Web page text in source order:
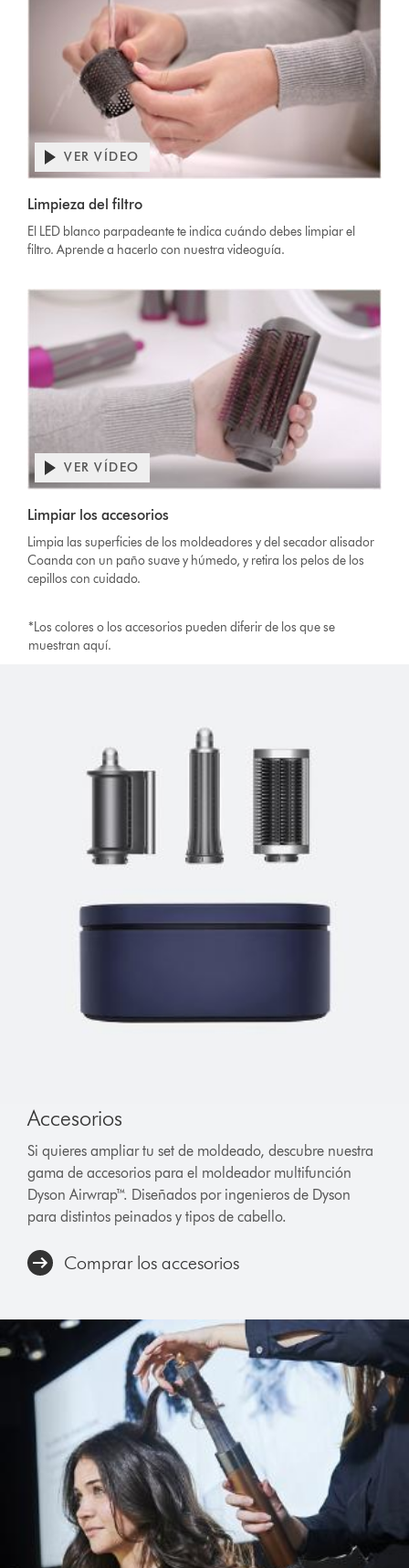
VER VÍDEO
Limpieza del filtro
El LED blanco parpadeante te indica cuándo debes limpiar el
filtro. Aprende a hacerlo con nuestra videoguía.
VER VÍDEO
Limpiar los accesorios
Limpia las superficies de los moldeadores y del secador alisador
Coanda con un paño suave y húmedo, y retira los pelos de los
cepillos con cuidado.
*Los colores o los accesorios pueden diferir de los que se
muestran aquí.
Accesorios
Si quieres ampliar tu set de moldeado, descubre nuestra
gama de accesorios para el moldeador multifunción
Dyson Airwrap™. Diseñados por ingenieros de Dyson
para distintos peinados y tipos de cabello.
Comprar los accesorios